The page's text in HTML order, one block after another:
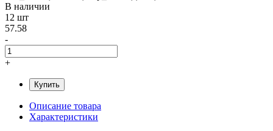
В наличии
12 шт
57.58
-
+
Купить
Описание товара
Характеристики